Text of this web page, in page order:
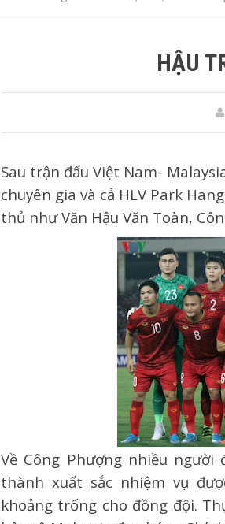
HẬU
Sau trận đấu Việt Nam-
chuyên gia và cả HLV Park
thủ như Văn Hậu Văn Toàn,
Về Công Phượng nhiều
thành xuất sắc nhiệm vụ
khoảng trống cho đồng đội.